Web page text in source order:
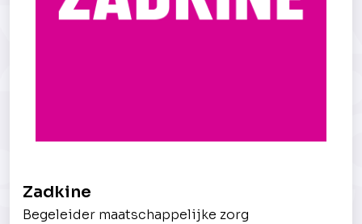
Zadkine
Begeleider maatschappelijke zorg